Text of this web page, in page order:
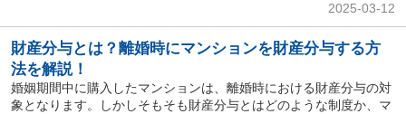
2025-03-12
財産分与とは？離婚時にマンションを財産分与する方
法を解説！
婚姻期間中に購入したマンションは、離婚時における財産分与の対
象となります。しかしそもそも財産分与とはどのような制度か、マ